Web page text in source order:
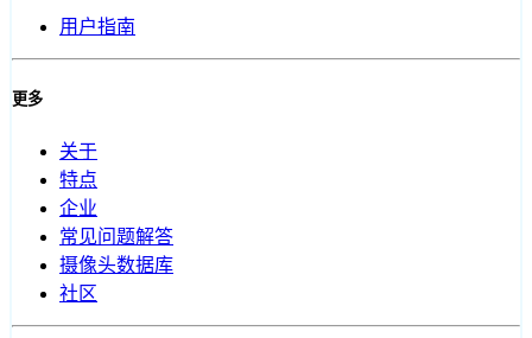
用户指南
更多
关于
特点
企业
常见问题解答
摄像头数据库
社区